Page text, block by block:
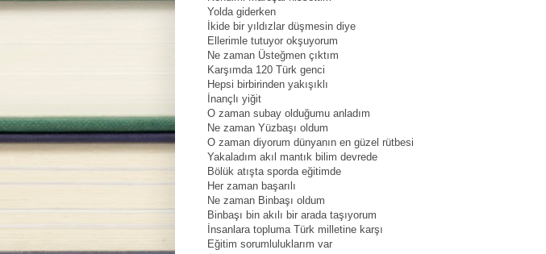
Yolda giderken
İkide bir yıldızlar düşmesin diye
Ellerimle tutuyor okşuyorum
Ne zaman Üsteğmen çıktım
Karşımda 120 Türk genci
Hepsi birbirinden yakışıklı
İnançlı yiğit
O zaman subay olduğumu anladım
Ne zaman Yüzbaşı oldum
O zaman diyorum dünyanın en güzel rütbesi
Yakaladım akıl mantık bilim devrede
Bölük atışta sporda eğitimde
Her zaman başarılı
Ne zaman Binbaşı oldum
Binbaşı bin akılı bir arada taşıyorum
İnsanlara topluma Türk milletine karşı
Eğitim sorumluluklarım var